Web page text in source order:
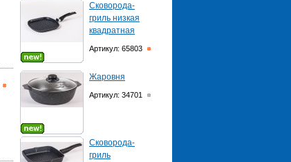
Сковорода-
гриль низкая
квадратная
Артикул: 65803
Жаровня
Артикул: 34701
Сковорода-
гриль